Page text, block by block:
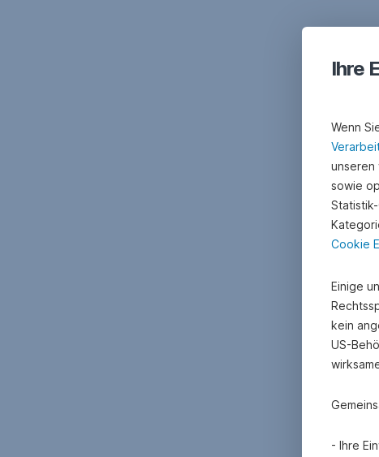
Ihre
Wenn
unseren
sowie
Cookie
Einige
kein
US-
- Ihre